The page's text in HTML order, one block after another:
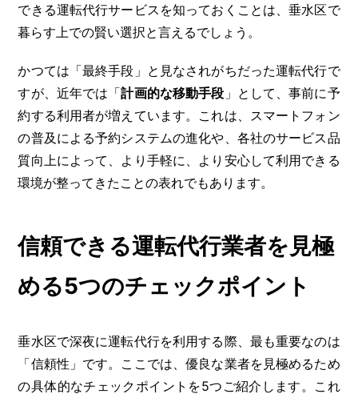
できる運転代行サービスを知っておくことは、垂水区で
暮らす上での賢い選択と言えるでしょう。
かつては「最終手段」と見なされがちだった運転代行で
すが、近年では「計画的な移動手段 」として、事前に予
約する利用者が増えています。これは、スマートフォン
の普及による予約システムの進化や、各社のサービス品
質向上によって、より手軽に、より安心して利用できる
環境が整ってきたことの表れでもあります。
信頼できる運転代行業者を見極
める5つのチェックポイント
垂水区で深夜に運転代行を利用する際、最も重要なのは
「信頼性」です。ここでは、優良な業者を見極めるため
の具体的なチェックポイントを5つご紹介します。これ